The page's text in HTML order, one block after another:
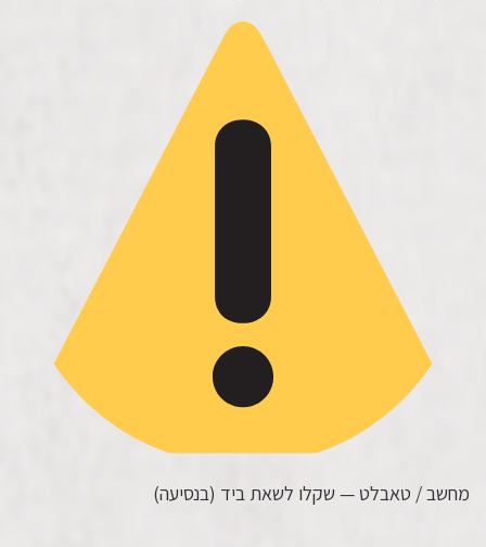
מחשב / טאבלט — שקלו לשאת ביד (בנסיעה)